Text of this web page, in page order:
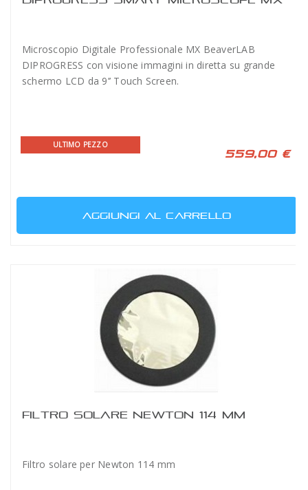
Microscopio Digitale Professionale MX BeaverLAB
DIPROGRESS con visione immagini in diretta su grande
schermo LCD da 9’’ Touch Screen.
ULTIMO PEZZO
559,00 €
AGGIUNGI AL CARRELLO
FILTRO SOLARE NEWTON 114 MM
Filtro solare per Newton 114 mm